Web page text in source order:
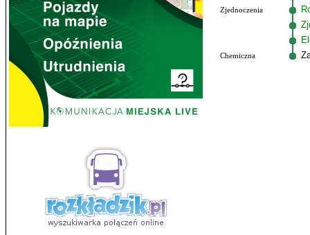
Zjednoczenia
Chemiczna